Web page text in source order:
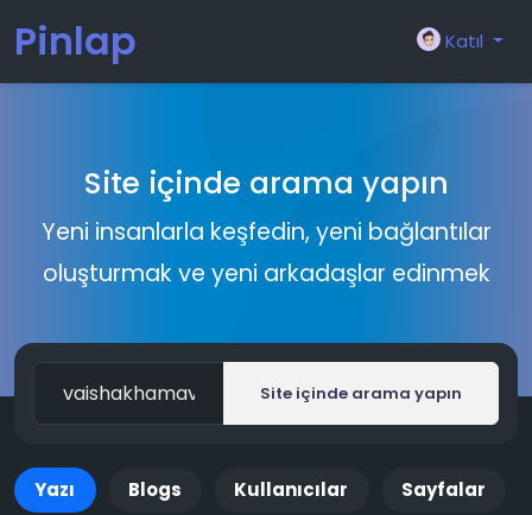
Pinlap Katıl
Site içinde arama yapın
Yeni insanlarla keşfedin, yeni bağlantılar
oluşturmak ve yeni arkadaşlar edinmek
Site içinde arama yapın
Yazı Blogs Kullanıcılar Sayfalar